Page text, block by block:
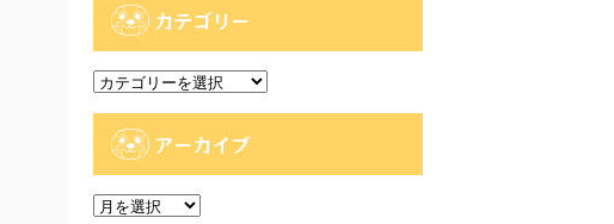
カテゴリー
カ
アーカイブ
ア